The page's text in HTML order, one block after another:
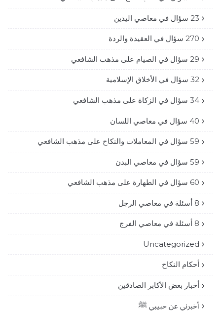
23 سؤال في معاصي اليدين
270 سؤال في العقيدة والردة
29 سؤال في الصيام على مذهب الشافعي
32 سؤال في الأخلاق الإسلامية
34 سؤال في الزكاة على مذهب الشافعي
40 سؤال في معاصي اللسان
59 سؤال في المعاملات والنكاح على مذهب الشافعي
59 سؤال في معاصي البدن
60 سؤال في الطهارة على مذهب الشافعي
8 أسئلة في معاصي الرجل
8 أسئلة في معاصي الفرج
Uncategorized
أحكام النكاح
أخبار بعض الأكابر الصادقين
أخبرني عن حبيبي ﷺ